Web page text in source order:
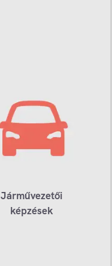
Járművezetői
képzések